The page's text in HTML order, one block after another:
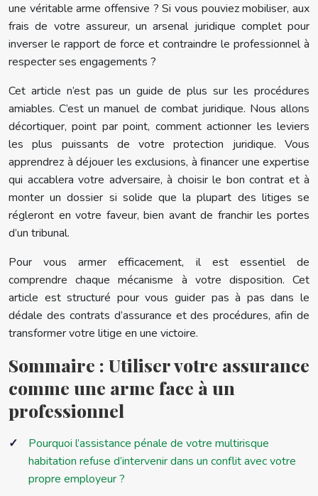
une véritable arme offensive ? Si vous pouviez mobiliser, aux
frais de votre assureur, un arsenal juridique complet pour
inverser le rapport de force et contraindre le professionnel à
respecter ses engagements ?
Cet article n’est pas un guide de plus sur les procédures
amiables. C’est un manuel de combat juridique. Nous allons
décortiquer, point par point, comment actionner les leviers
les plus puissants de votre protection juridique. Vous
apprendrez à déjouer les exclusions, à financer une expertise
qui accablera votre adversaire, à choisir le bon contrat et à
monter un dossier si solide que la plupart des litiges se
régleront en votre faveur, bien avant de franchir les portes
d’un tribunal.
Pour vous armer efficacement, il est essentiel de
comprendre chaque mécanisme à votre disposition. Cet
article est structuré pour vous guider pas à pas dans le
dédale des contrats d’assurance et des procédures, afin de
transformer votre litige en une victoire.
Sommaire : Utiliser votre assurance
comme une arme face à un
professionnel
Pourquoi l’assistance pénale de votre multirisque
habitation refuse d’intervenir dans un conflit avec votre
propre employeur ?